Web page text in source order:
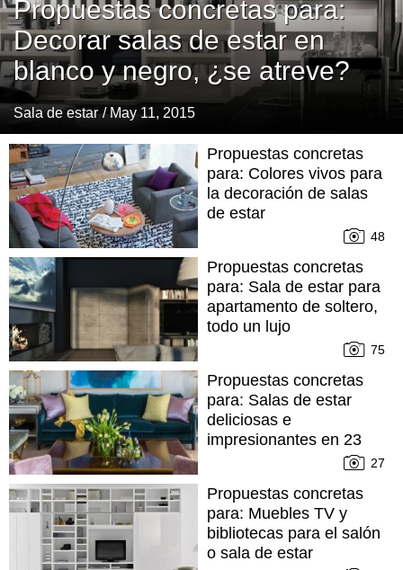
Propuestas concretas para:
Decorar salas de estar en
blanco y negro, ¿se atreve?
Sala de estar / May 11, 2015
Propuestas concretas
para: Colores vivos para
la decoración de salas
de estar
48
Propuestas concretas
para: Sala de estar para
apartamento de soltero,
todo un lujo
75
Propuestas concretas
para: Salas de estar
deliciosas e
impresionantes en 23
27
Propuestas concretas
para: Muebles TV y
bibliotecas para el salón
o sala de estar